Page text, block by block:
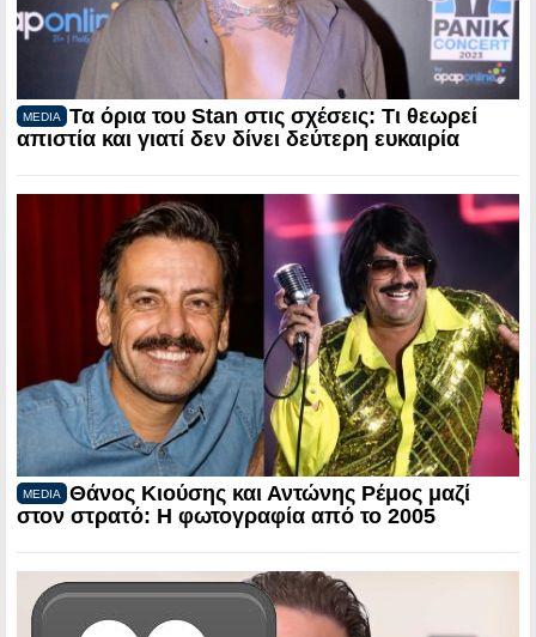
MEDIA
Τα όρια του Stan στις σχέσεις: Τι θεωρεί
απιστία και γιατί δεν δίνει δεύτερη ευκαιρία
MEDIA
Θάνος Κιούσης και Αντώνης Ρέμος μαζί
στον στρατό: Η φωτογραφία από το 2005